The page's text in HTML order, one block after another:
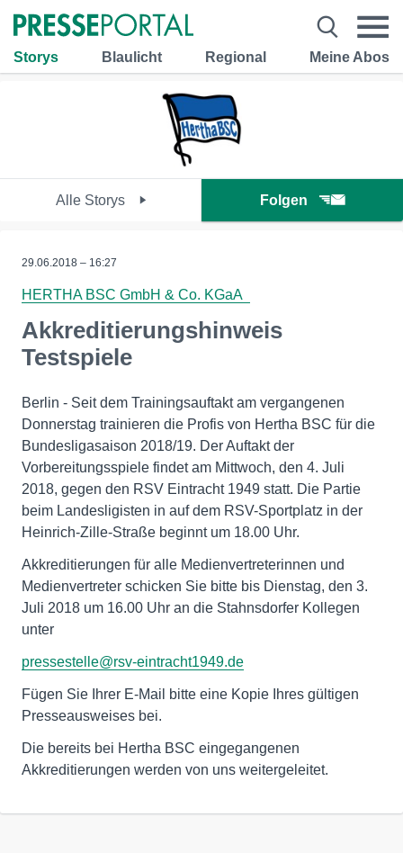
Storys Blaulicht Regional Meine Abos
Alle Storys Folgen
29.06.2018 – 16:27
HERTHA BSC GmbH & Co. KGaA
Akkreditierungshinweis
Testspiele
Berlin - Seit dem Trainingsauftakt am vergangenen
Donnerstag trainieren die Profis von Hertha BSC für die
Bundesligasaison 2018/19. Der Auftakt der
Vorbereitungsspiele findet am Mittwoch, den 4. Juli
2018, gegen den RSV Eintracht 1949 statt. Die Partie
beim Landesligisten in auf dem RSV-Sportplatz in der
Heinrich-Zille-Straße beginnt um 18.00 Uhr.
Akkreditierungen für alle Medienvertreterinnen und
Medienvertreter schicken Sie bitte bis Dienstag, den 3.
Juli 2018 um 16.00 Uhr an die Stahnsdorfer Kollegen
unter
pressestelle@rsv-eintracht1949.de
Fügen Sie Ihrer E-Mail bitte eine Kopie Ihres gültigen
Presseausweises bei.
Die bereits bei Hertha BSC eingegangenen
Akkreditierungen werden von uns weitergeleitet.